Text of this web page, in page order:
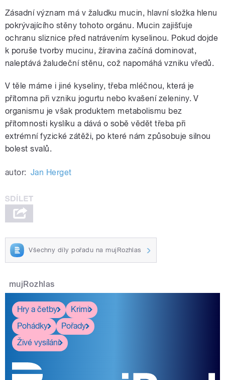
Zásadní význam má v žaludku mucin, hlavní složka hlenu
pokrývajícího stěny tohoto orgánu. Mucin zajišťuje
ochranu sliznice před natrávením kyselinou. Pokud dojde
k poruše tvorby mucinu, žíravina začíná dominovat,
naleptává žaludeční stěnu, což napomáhá vzniku vředů.
V těle máme i jiné kyseliny, třeba mléčnou, která je
přítomna při vzniku jogurtu nebo kvašení zeleniny. V
organismu je však produktem metabolismu bez
přítomnosti kyslíku a dává o sobě vědět třeba při
extrémní fyzické zátěži, po které nám způsobuje silnou
bolest svalů.
autor: Jan Herget
Všechny díly pořadu na mujRozhlas
mujRozhlas
Hry a četby
Krimi
Pohádky
Pořady
Živé vysílání